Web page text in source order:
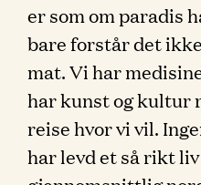
er som om paradis
bare forstår det
mat. Vi har
har kunst og kultur
reise hvor vi vil.
har levd et så rikt liv